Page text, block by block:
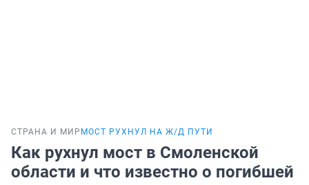
СТРАНА И МИР МОСТ РУХНУЛ НА Ж/Д ПУТИ
Как рухнул мост в Смоленской
области и что известно о погибшей